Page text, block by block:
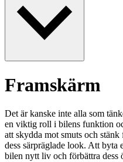
Framskärm
Det är kanske inte alla som
en viktig roll i bilens funktion
att skydda mot smuts och
dess särpräglade look. Att byta
bilen nytt liv och förbättra dess